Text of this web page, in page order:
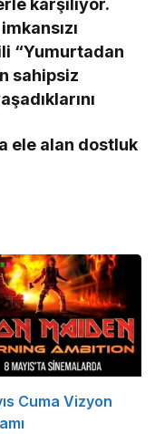
karşılıyor.
“Yumurtadan
sahipsiz
ele alan dostluk
Cuma Vizyon